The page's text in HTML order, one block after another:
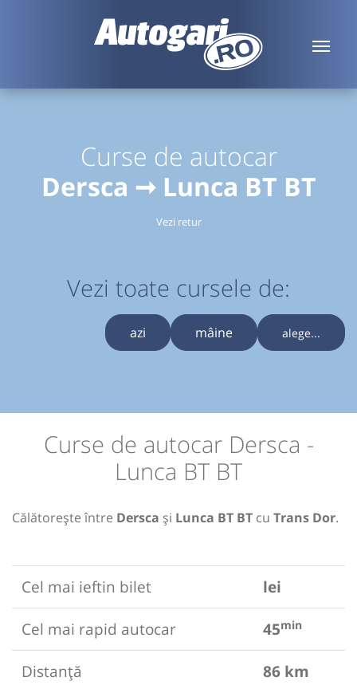
Curse de autocar
Dersca ➞ Lunca BT BT
Vezi retur
Vezi toate cursele de:
azi mâine alege...
Curse de autocar Dersca -
Lunca BT BT
Călătorește între Dersca și Lunca BT BT cu Trans Dor.
Cel mai ieftin bilet
lei
Cel mai rapid autocar
45min
Distanță
86 km